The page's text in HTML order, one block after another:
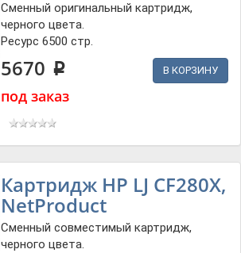
Сменный оригинальный картридж,
черного цвета.
Ресурс 6500 стр.
5670 p
под заказ
В КОРЗИНУ
Картридж HP LJ CF280X,
NetProduct
Сменный совместимый картридж,
черного цвета.